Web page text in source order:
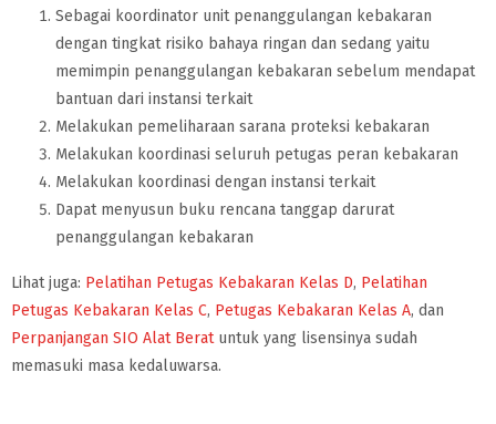
Sebagai koordinator unit penanggulangan kebakaran
dengan tingkat risiko bahaya ringan dan sedang yaitu
memimpin penanggulangan kebakaran sebelum mendapat
bantuan dari instansi terkait
Melakukan pemeliharaan sarana proteksi kebakaran
Melakukan koordinasi seluruh petugas peran kebakaran
Melakukan koordinasi dengan instansi terkait
Dapat menyusun buku rencana tanggap darurat
penanggulangan kebakaran
Lihat juga: Pelatihan Petugas Kebakaran Kelas D, Pelatihan
Petugas Kebakaran Kelas C, Petugas Kebakaran Kelas A, dan
Perpanjangan SIO Alat Beratuntuk yang lisensinya sudah
memasuki masa kedaluwarsa.